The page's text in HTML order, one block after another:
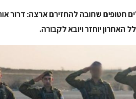
נשארו 3 חללים חטופים שחובה להחזירם ארצה:
האחרון יוחזר ויובא לקבורה.